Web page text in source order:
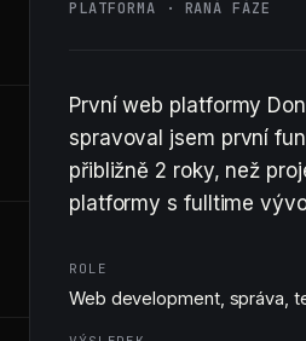
PLATFORMA · RANÁ FÁZE
První web platformy
spravoval jsem první
přibližně 2 roky, než
platformy s fulltime
ROLE
Web development, správa,